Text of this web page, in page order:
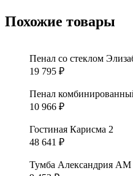
Похожие товары
Пенал со стеклом
19 795 ₽
Пенал
10 966 ₽
Гостиная Карисма 2
48 641 ₽
Тумба Александрия